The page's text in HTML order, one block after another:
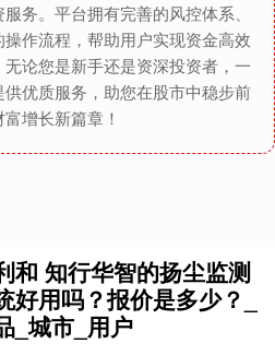
务。平台拥有完善的风控体系、
作流程，帮助用户实现资金高效
论您是新手还是资深投资者，一
优质服务，助您在股市中稳步前
增长新篇章！
和 知行华智的扬尘监测
好用吗？报价是多少？_
_城市_用户